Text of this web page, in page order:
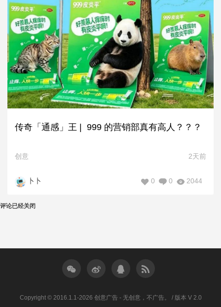
传奇「通感」王 | 999 的营销部真有高人？？？
创意 2天前
卜卜 2044
0
0
评论已经关闭
Copyright © 2016.1.1-2026 创意广告 - 无创意，不广告。 / 版本 V 2.0